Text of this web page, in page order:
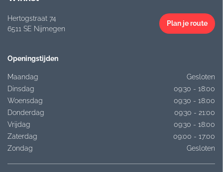
Hertogstraat 74
6511 SE Nijmegen
Plan je route
Openingstijden
Maandag
Gesloten
Dinsdag
09:30 - 18:00
Woensdag
09:30 - 18:00
Donderdag
09:30 - 21:00
Vrijdag
09:30 - 18:00
Zaterdag
09:00 - 17:00
Zondag
Gesloten